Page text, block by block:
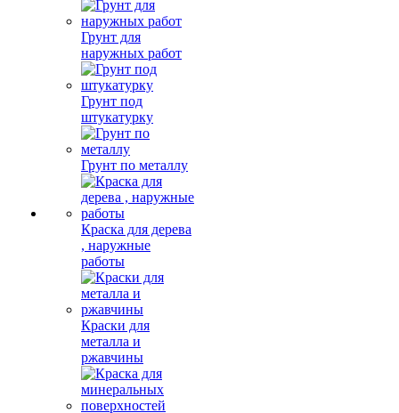
Грунт для
наружных работ
Грунт под
штукатурку
Грунт по металлу
Краска для дерева
, наружные
работы
Краски для
металла и
ржавчины